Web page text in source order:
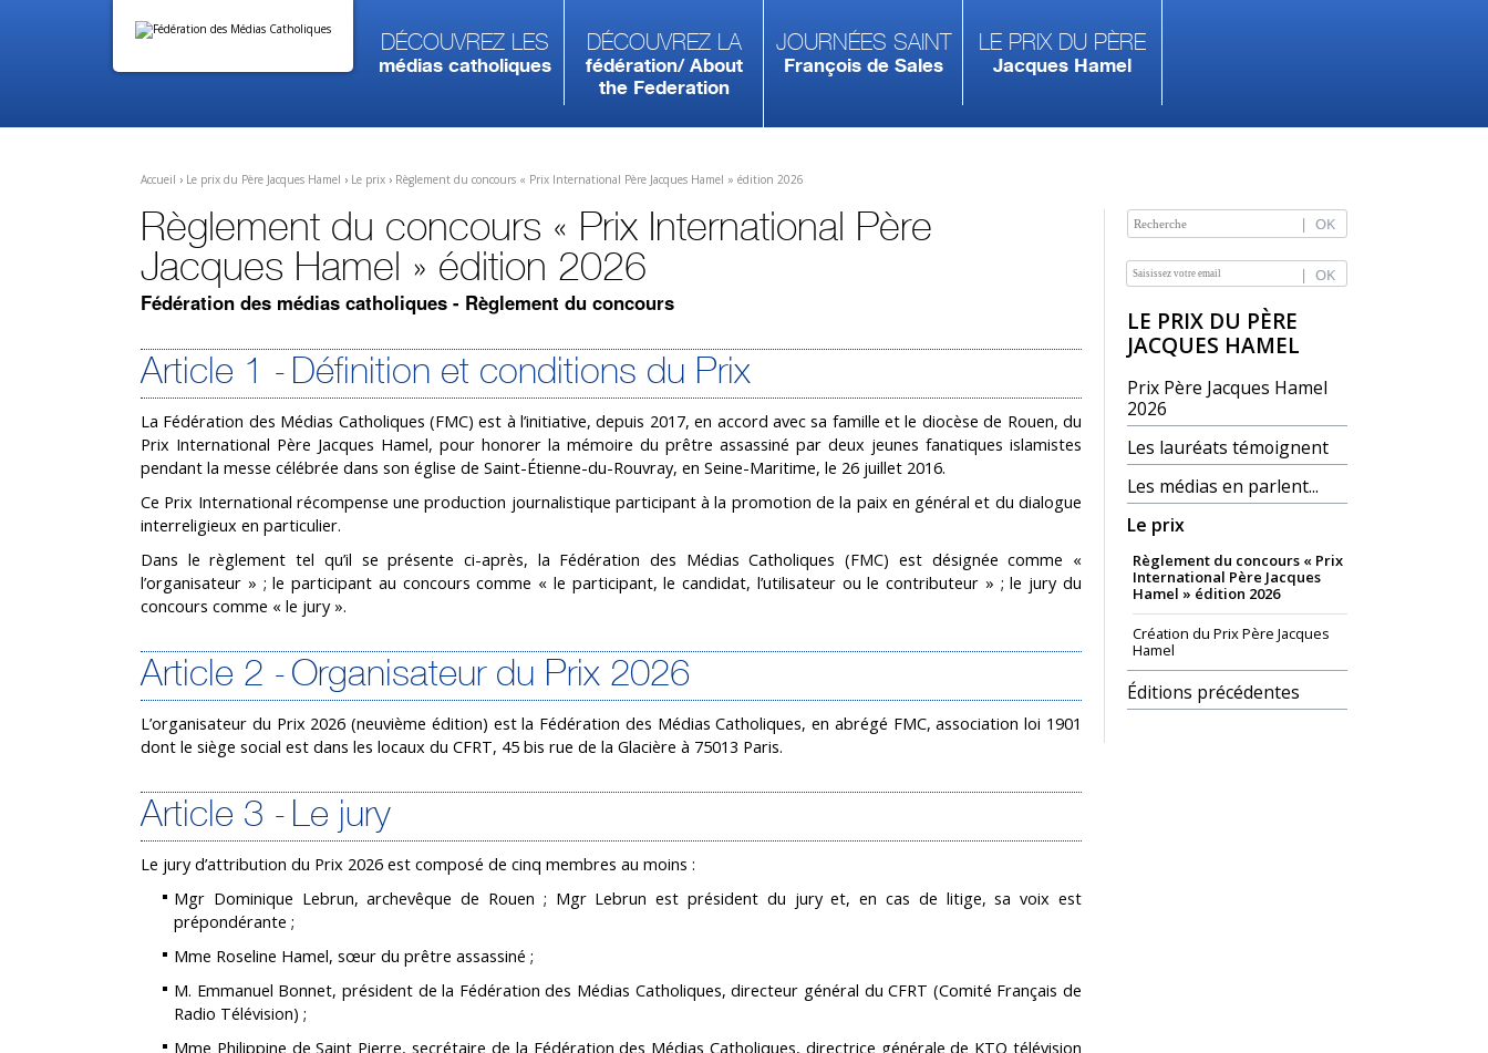
contenu.
Aller
personnels
Découvrez les
médias catholiques
Découvrez la
fédération/ About
the Federation
Journées Saint
François de Sales
Le prix du Père
Jacques Hamel
Accueil › Le prix du Père Jacques Hamel › Le prix › Règlement du concours « Prix International Père Jacques Hamel » édition 2026
NAVIGATION
LE PRIX DU PÈRE
JACQUES HAMEL
Prix Père Jacques Hamel
2026
Les lauréats témoignent
Les médias en parlent...
Le prix
Règlement du concours « Prix
International Père Jacques
Hamel » édition 2026
Création du Prix Père Jacques
Hamel
Éditions précédentes
Règlement du concours « Prix International Père
Jacques Hamel » édition 2026
Fédération des médias catholiques - Règlement du concours
Article 1 - Définition et conditions du Prix
La Fédération des Médias Catholiques (FMC) est à l’initiative, depuis 2017, en accord avec sa famille et le diocèse de Rouen, du
Prix International Père Jacques Hamel, pour honorer la mémoire du prêtre assassiné par deux jeunes fanatiques islamistes
pendant la messe célébrée dans son église de Saint-Étienne-du-Rouvray, en Seine-Maritime, le 26 juillet 2016.
Ce Prix International récompense une production journalistique participant à la promotion de la paix en général et du dialogue
interreligieux en particulier.
Dans le règlement tel qu’il se présente ci-après, la Fédération des Médias Catholiques (FMC) est désignée comme «
l’organisateur » ; le participant au concours comme « le participant, le candidat, l’utilisateur ou le contributeur » ; le jury du
concours comme « le jury ».
Article 2 - Organisateur du Prix 2026
L’organisateur du Prix 2026 (neuvième édition) est la Fédération des Médias Catholiques, en abrégé FMC, association loi 1901
dont le siège social est dans les locaux du CFRT, 45 bis rue de la Glacière à 75013 Paris.
Article 3 - Le jury
Le jury d’attribution du Prix 2026 est composé de cinq membres au moins :
Mgr Dominique Lebrun, archevêque de Rouen ; Mgr Lebrun est président du jury et, en cas de litige, sa voix est
prépondérante ;
Mme Roseline Hamel, sœur du prêtre assassiné ;
M. Emmanuel Bonnet, président de la Fédération des Médias Catholiques, directeur général du CFRT (Comité Français de
Radio Télévision) ;
Mme Philippine de Saint Pierre, secrétaire de la Fédération des Médias Catholiques, directrice générale de KTO télévision